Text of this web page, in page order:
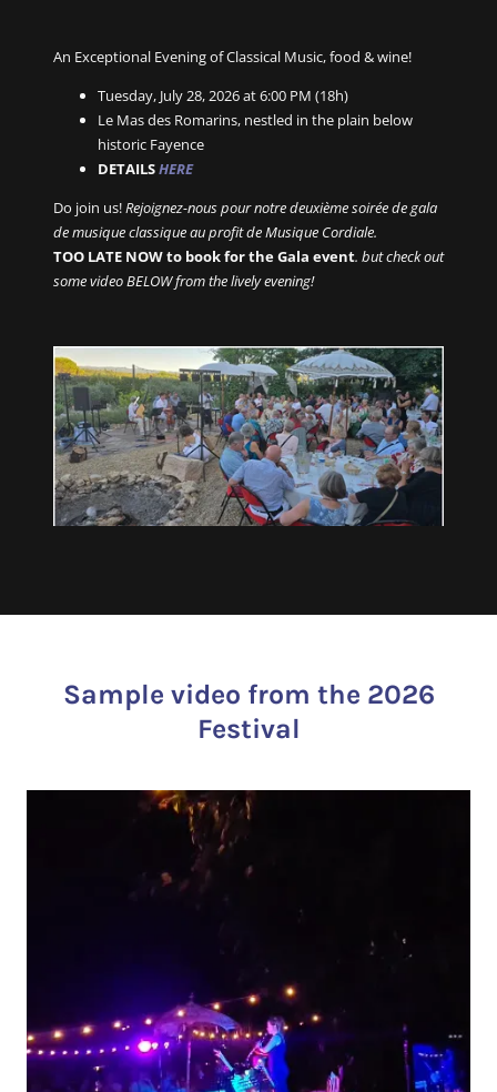
An Exceptional Evening of Classical Music, food & wine!
Tuesday, July 28, 2026 at 6:00 PM (18h)
Le Mas des Romarins, nestled in the plain below
historic Fayence
DETAILSHERE
Do join us!Rejoignez-nous pour notre deuxième soirée de gala
de musique classique au profit de Musique Cordiale.
TOO LATE NOW to book for the Gala event. but check out
some video BELOW from the lively evening!
Sample video from the 2026
Festival